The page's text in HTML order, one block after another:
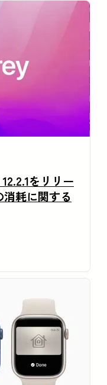
をリリー
耗に関する